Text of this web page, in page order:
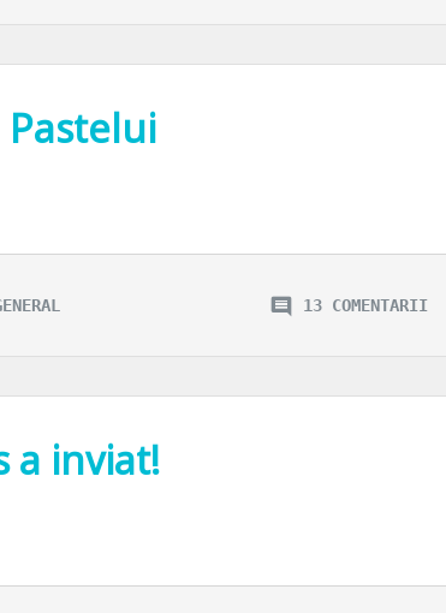
de vizite anuale la biserica, nici in valoarea
13 COMENTARII
a inviat!
mini-vacanta cu familia, ati fost la biserica, nu ati